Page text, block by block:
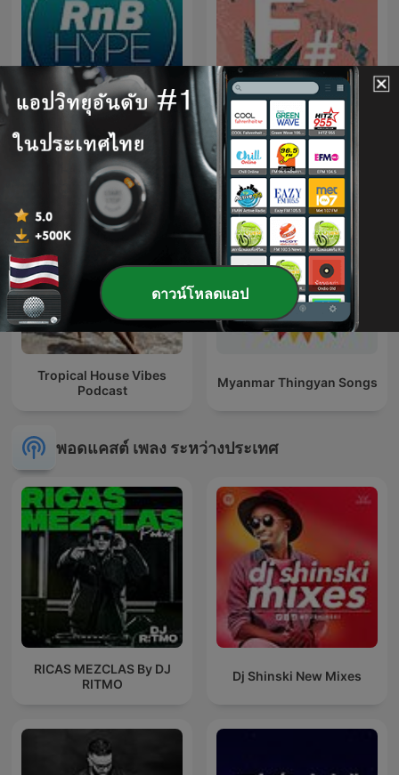
RnB Hype F#
Tropical House Vibes
Podcast
Myanmar Thingyan Songs
พอดแคสต์ เพลง ระหว่างประเทศ
RICAS MEZCLAS By DJ
RITMO
Dj Shinski New Mixes
ดาวน์โหลดแอป